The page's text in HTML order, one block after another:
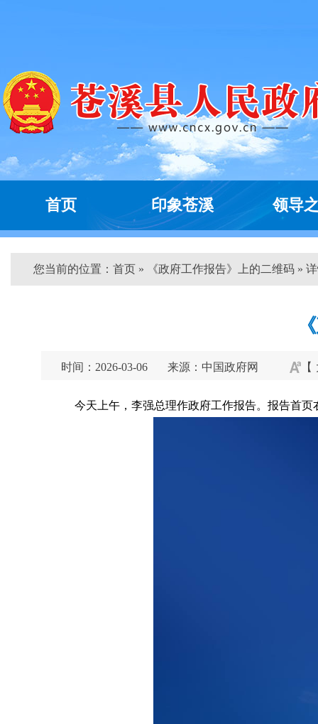
首页 印象苍溪 领导
您当前的位置： 首页 » 《政府工作报告》上的二维码 »
时间：2026-03-06 来源：中国政府网 【
今天上午，李强总理作政府工作报告。报告首